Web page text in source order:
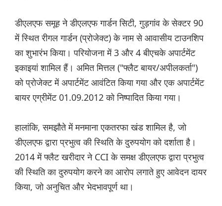
डीएलएफ समूह ने डीएलएफ गार्डन सिटी, गुड़गांव के सेक्टर 90
में स्थित रीगल गार्डन (प्रोजेक्ट) के नाम से आवासीय टाउनशिप
का शुभारंभ किया। परियोजना में 3 और 4 बीएचके अपार्टमेंट
इकाइयां शामिल हैं। अमित मित्तल ("फ्लैट बायर/अपीलकर्ता")
को प्रोजेक्ट में अपार्टमेंट आवंटित किया गया और एक अपार्टमेंट
बायर एग्रीमेंट 01.09.2012 को निष्पादित किया गया।
हालांकि, समझौते में मनमाना एकतरफा खंड शामिल है, जो
डीएलएफ द्वारा प्रभुत्व की स्थिति के दुरुपयोग को दर्शाता है।
2014 में फ्लैट खरीदार ने CCI के समक्ष डीएलएफ द्वारा प्रभुत्व
की स्थिति का दुरुपयोग करने का आरोप लगाते हुए आवेदन दायर
किया, जो अनुचित और भेदभावपूर्ण था।